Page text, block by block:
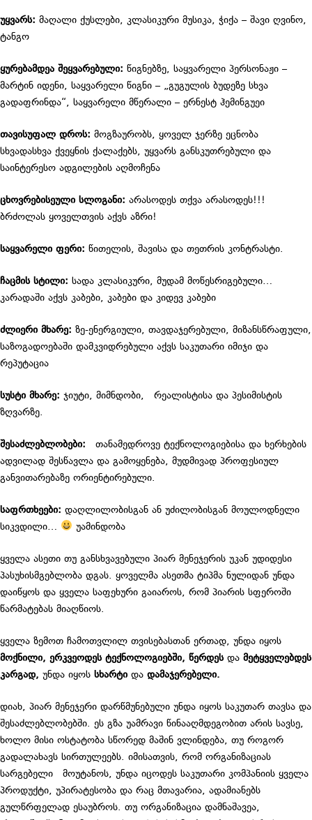
უყვარს: მაღალი ქუსლები, კლასიკური მუსიკა, ჭიქა – შავი ღვინო,
ტანგო
ყურებამდეა შეყვარებული: წიგნებზე, საყვარელი პერსონაჟი –
მარტინ იდენი, საყვარელი წიგნი – „გუგულის ბუდეზე სხვა
გადაფრინდა“, საყვარელი მწერალი – ერნესტ ჰემინგუეი
თავისუფალ დროს: მოგზაურობს, ყოველ ჯერზე ეცნობა
სხვადასხვა ქვეყნის ქალაქებს, უყვარს განსკუთრებული და
საინტერესო ადგილების აღმოჩენა
ცხოვრებისეული სლოგანი: არასოდეს თქვა არასოდეს!!!
ბრძოლას ყოველთვის აქვს აზრი!
საყვარელი ფერი: წითელის, შავისა და თეთრის კონტრასტი.
ჩაცმის სტილი: სადა კლასიკური, მუდამ მოწესრიგებული…
კარადაში აქვს კაბები, კაბები და კიდევ კაბები
ძლიერი მხარე: ზე-ენერგიული, თავდაჯერებული, მიზანსწრაფული,
საზოგადოებაში დამკვიდრებული აქვს საკუთარი იმიჯი და
რეპუტაცია
სუსტი მხარე: ჯიუტი, მიმნდობი, რეალისტისა და პესიმისტის
ზღვარზე.
შესაძლებლობები: თანამედროვე ტექნოლოგიებისა და ხერხების
ადვილად შესწავლა და გამოყენება, მუდმივად პროფესიულ
განვითარებაზე ორიენტირებული.
საფრთხეები: დაღლილობისგან ან უძილობისგან მოულოდნელი
სიკვდილი…
უამინდობა
ყველა ასეთი თუ განსხვავებული პიარ მენეჯერის უკან უდიდესი
პასუხისმგებლობა დგას. ყოველმა ასეთმა ტიპმა ნულიდან უნდა
დაიწყოს და ყველა საფეხური გაიაროს, რომ პიარის სფეროში
წარმატებას მიაღწიოს.
ყველა ზემოთ ჩამოთვლილ თვისებასთან ერთად, უნდა იყოს
მოქნილი, ერკვეოდეს ტექნოლოგიებში, წერდესდა მეტყველებდეს
კარგად, უნდა იყოს სხარტიდა დამაჯერებელი.
დიახ, პიარ მენეჯერი დარწმუნებული უნდა იყოს საკუთარ თავსა და
შესაძლებლობებში. ეს გზა უამრავი წინააღმდეგობით არის სავსე,
ხოლო მისი ოსტატობა სწორედ მაშინ ვლინდება, თუ როგორ
გადალახავს სირთულეებს. იმისათვის, რომ ორგანიზაციას
სარგებელი მოუტანოს, უნდა იცოდეს საკუთარი კომპანიის ყველა
პროდუქტი, უპირატესობა და რაც მთავარია, ადამიანებს
გულწრფელად ესაუბროს. თუ ორგანიზაცია დამნაშავეა,